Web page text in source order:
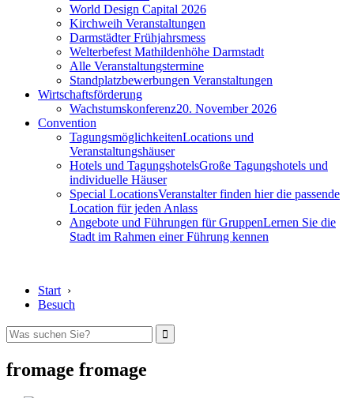
World Design Capital 2026
Kirchweih Veranstaltungen
Darmstädter Frühjahrsmess
Welterbefest Mathildenhöhe Darmstadt
Alle Veranstaltungstermine
Standplatzbewerbungen Veranstaltungen
Wirtschaftsförderung
Wachstumskonferenz20. November 2026
Convention
TagungsmöglichkeitenLocations und
Veranstaltungshäuser
Hotels und TagungshotelsGroße Tagungshotels und
individuelle Häuser
Special LocationsVeranstalter finden hier die passende
Location für jeden Anlass
Angebote und Führungen für GruppenLernen Sie die
Stadt im Rahmen einer Führung kennen
Start ›
Besuch
fromage fromage